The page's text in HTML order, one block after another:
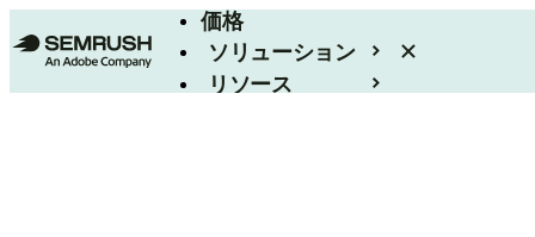
価格
ソリューション
リソース